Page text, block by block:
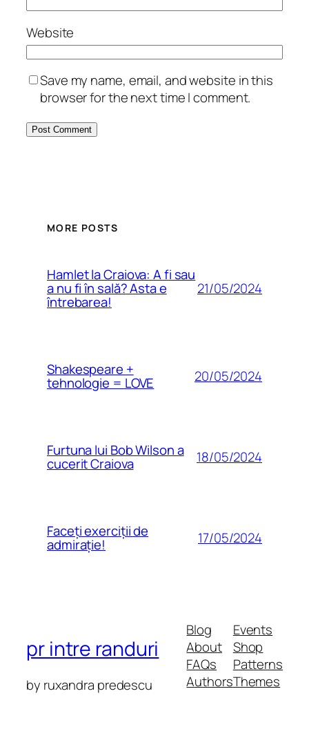
Website
Save my name, email, and website in this
browser for the next time I comment.
MORE POSTS
Hamlet la Craiova: A fi sau
a nu fi în sală? Asta e
întrebarea!
21/05/2024
Shakespeare +
tehnologie = LOVE 20/05/2024
Furtuna lui Bob Wilson a
cucerit Craiova 18/05/2024
Faceți exerciții de
admirație! 17/05/2024
pr intre randuri
by ruxandra predescu
Blog
About
FAQs
Authors
Events
Shop
Patterns
Themes